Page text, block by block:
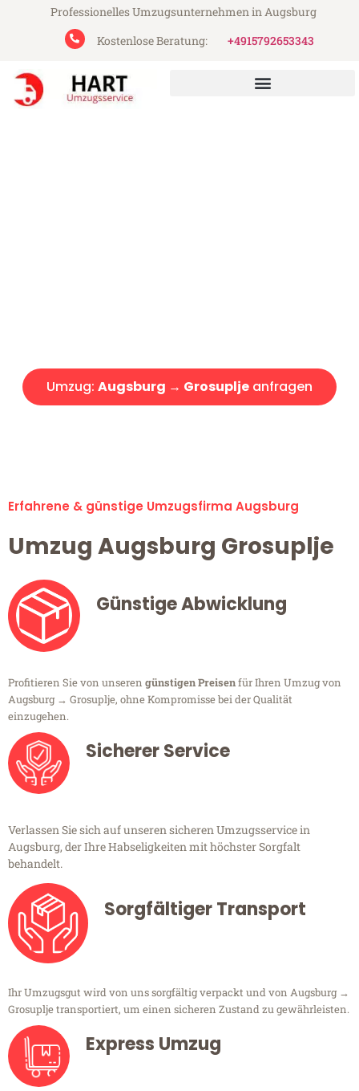
Professionelles Umzugsunternehmen in Augsburg
Kostenlose Beratung:
+4915792653343
Umzug: Augsburg → Grosuplje anfragen
Erfahrene & günstige Umzugsfirma Augsburg
Umzug Augsburg Grosuplje
Günstige Abwicklung
Profitieren Sie von unseren günstigen Preisenfür Ihren Umzug von
Augsburg → Grosuplje, ohne Kompromisse bei der Qualität
einzugehen.
Sicherer Service
Verlassen Sie sich auf unseren sicheren Umzugsservice in
Augsburg, der Ihre Habseligkeiten mit höchster Sorgfalt
behandelt.
Sorgfältiger Transport
Ihr Umzugsgut wird von uns sorgfältig verpackt und von Augsburg →
Grosuplje transportiert, um einen sicheren Zustand zu gewährleisten.
Express Umzug